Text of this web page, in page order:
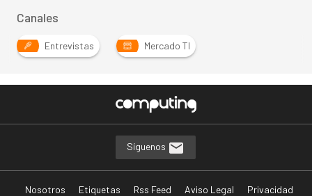
Canales
Entrevistas Mercado TI
Síguenos
Nosotros Etiquetas Rss Feed Aviso Legal
Privacidad